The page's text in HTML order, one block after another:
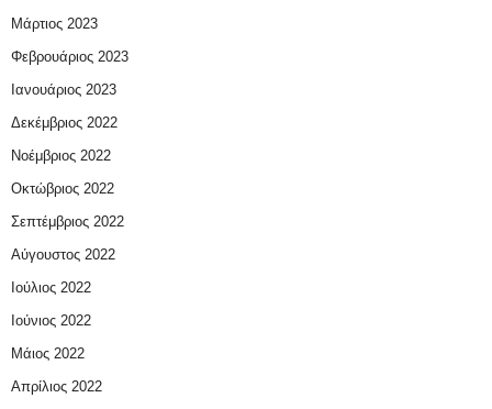
Μάρτιος 2023
Φεβρουάριος 2023
Ιανουάριος 2023
Δεκέμβριος 2022
Νοέμβριος 2022
Οκτώβριος 2022
Σεπτέμβριος 2022
Αύγουστος 2022
Ιούλιος 2022
Ιούνιος 2022
Μάιος 2022
Απρίλιος 2022